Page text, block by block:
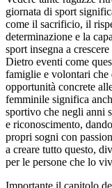
giornata di sport
come il sacrificio, il
determinazione e la
sport insegna a
Dietro eventi come
famiglie e volontari che
opportunità concrete
femminile significa
sportivo che negli anni
e riconoscimento,
propri sogni con
a creare tutto questo,
per le persone che lo
Importante il capitolo